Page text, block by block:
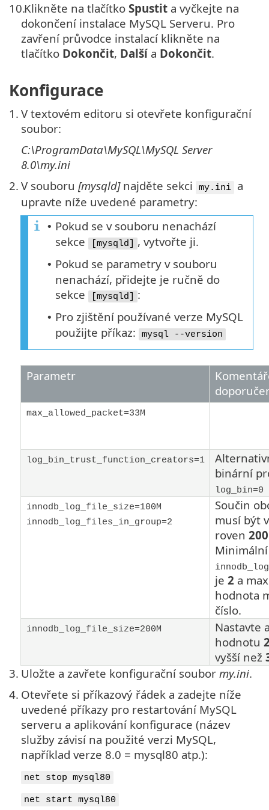
10.Klikněte na tlačítko Spustit a vyčkejte na
dokončení instalace MySQL Serveru. Pro
zavření průvodce instalací klikněte na
tlačítko Dokončit, Dalšía Dokončit.
Konfigurace
1. V textovém editoru si otevřete konfigurační
soubor:
C:\ProgramData\MySQL\MySQL Server
8.0\my.ini
2. V souboru [mysqld]najděte sekci my.ini
a
upravte níže uvedené parametry:
• Pokud se v souboru nenachází
sekce
[mysqld] , vytvořte ji.
• Pokud se parametry v souboru
nenachází, přidejte je ručně do
sekce
[mysqld] :
• Pro zjištění používané verze MySQL
použijte příkaz:
mysql --version
Parametr
max_allowed_packet=33M
log_bin_trust_function_creators=1
binární
log_bin=0
innodb_log_file_size=100M
innodb_log_files_in_group=2
Součin
musí být
roven 200
je 2 a
hodnota
číslo.
innodb_log_file_size=200M
Nastavte
hodnotu
vyšší než
3. Uložte a zavřete konfigurační soubor my.ini.
4. Otevřete si příkazový řádek a zadejte níže
uvedené příkazy pro restartování MySQL
serveru a aplikování konfigurace (název
služby závisí na použité verzi MySQL,
například verze 8.0 = mysql80 atp.):
net stop mysql80
net start mysql80